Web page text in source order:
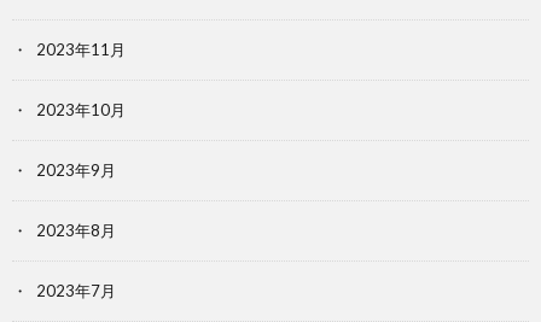
2023年11月
2023年10月
2023年9月
2023年8月
2023年7月